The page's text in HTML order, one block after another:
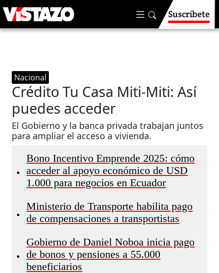
Suscríbete
Nacional
Crédito Tu Casa Miti-Miti: Así
puedes acceder
El Gobierno y la banca privada trabajan juntos
para ampliar el acceso a vivienda.
•
Bono Incentivo Emprende 2025: cómo
acceder al apoyo económico de USD
1.000 para negocios en Ecuador
•
Ministerio de Transporte habilita pago
de compensaciones a transportistas
•
Gobierno de Daniel Noboa inicia pago
de bonos y pensiones a 55.000
beneficiarios